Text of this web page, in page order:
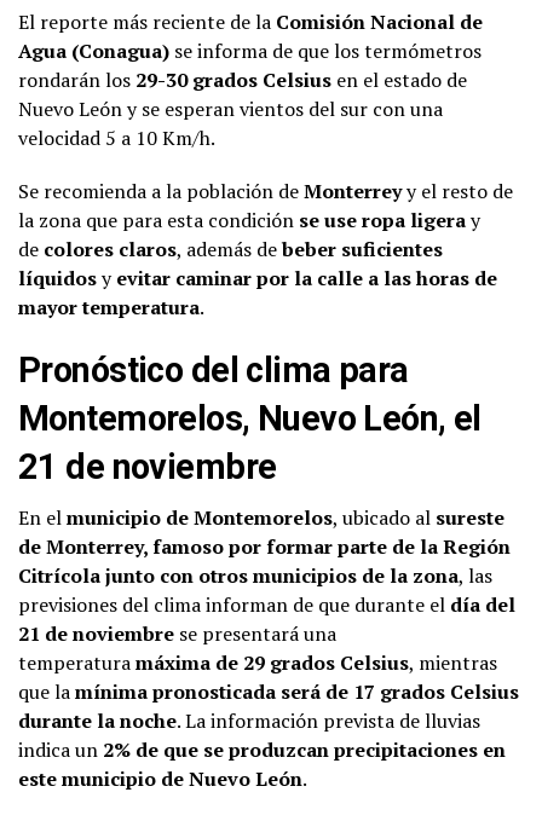
El reporte más reciente de la Comisión Nacional de
Agua (Conagua) se informa de que los termómetros
rondarán los 29-30 grados Celsius en el estado de
Nuevo León y se esperan vientos del sur con una
velocidad 5 a 10 Km/h.
Se recomienda a la población deMonterreyy el resto de
la zona que para esta condición se use ropa ligeray
de colores claros, además debeber suficientes
líquidosyevitar caminar por la calle a las horas de
mayor temperatura.
Pronóstico del clima para
Montemorelos, Nuevo León, el
21 de noviembre
En elmunicipio de Montemorelos, ubicado al sureste
de Monterrey, famoso por formar parte de la Región
Citrícola junto con otros municipios de la zona, las
previsiones del clima informan de que durante el día del
21 de noviembre se presentará una
temperaturamáxima de 29 grados Celsius, mientras
que lamínima pronosticada será de 17 grados Celsius
durante la noche. La información prevista de lluvias
indica un 2% de que se produzcan precipitaciones en
este municipio de Nuevo León.